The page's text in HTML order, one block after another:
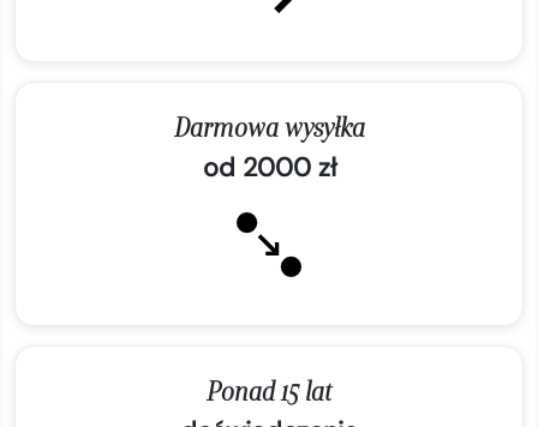
Darmowa wysyłka
od 2000 zł
Ponad 15 lat